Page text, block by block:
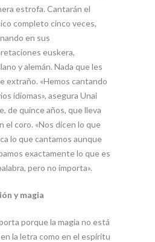
estrofa. Cantarán el
completo cinco veces,
en sus
euskera,
y alemán. Nada que les
extraño. «Hemos cantando
idiomas», asegura Unai
de quince años, que lleva
el coro. «Nos dicen lo que
lo que cantamos aunque
exactamente lo que es
pero no importa».
y magia
porque la magia no está
la letra como en el espíritu